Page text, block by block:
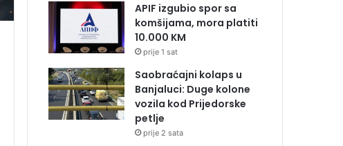
APIF izgubio spor sa
komšijama, mora platiti
10.000 KM
prije 1 sat
Saobraćajni kolaps u
Banjaluci: Duge kolone
vozila kod Prijedorske
petlje
prije 2 sata